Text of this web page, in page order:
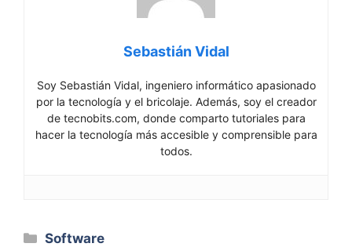
Sebastián Vidal
Soy Sebastián Vidal, ingeniero informático apasionado
por la tecnología y el bricolaje. Además, soy el creador
de tecnobits.com, donde comparto tutoriales para
hacer la tecnología más accesible y comprensible para
todos.
Categorías
Software